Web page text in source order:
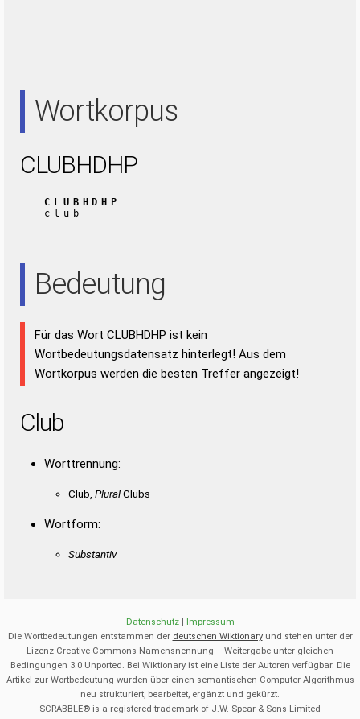
Wortkorpus
CLUBHDHP
CLUBHDHP
club
Bedeutung
Für das Wort CLUBHDHP ist kein
Wortbedeutungsdatensatz hinterlegt! Aus dem
Wortkorpus werden die besten Treffer angezeigt!
Club
Worttrennung:
Club, PluralClubs
Wortform:
Substantiv
Datenschutz| Impressum
Die Wortbedeutungen entstammen der deutschen Wiktionaryund stehen unter der
Lizenz Creative Commons Namensnennung – Weitergabe unter gleichen
Bedingungen 3.0 Unported. Bei Wiktionary ist eine Liste der Autoren verfügbar. Die
Artikel zur Wortbedeutung wurden über einen semantischen Computer-Algorithmus
neu strukturiert, bearbeitet, ergänzt und gekürzt.
SCRABBLE® is a registered trademark of J.W. Spear & Sons Limited